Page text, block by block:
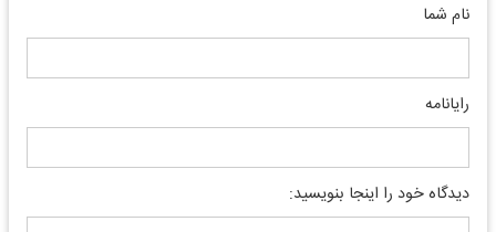
نام شما
رایانامه
دیدگاه خود را اینجا بنویسید: